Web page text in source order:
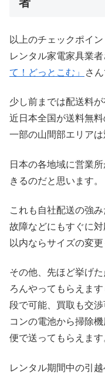
以上のチェックポイ
レンタル家電家具業
て！どっとこむ」
さん
少し前までは配送料
近日本全国が送料無
一部の山間部エリア
日本の各地域に営業
きるのだと思います。
これも自社配送の強
故障などにもすぐに
以内ならサイズの変更
その他、先ほど挙げ
ろんやってもらえま
段で可能、買取も交
コンの電池から掃除
便で送ってもらえます
レンタル期間中の引